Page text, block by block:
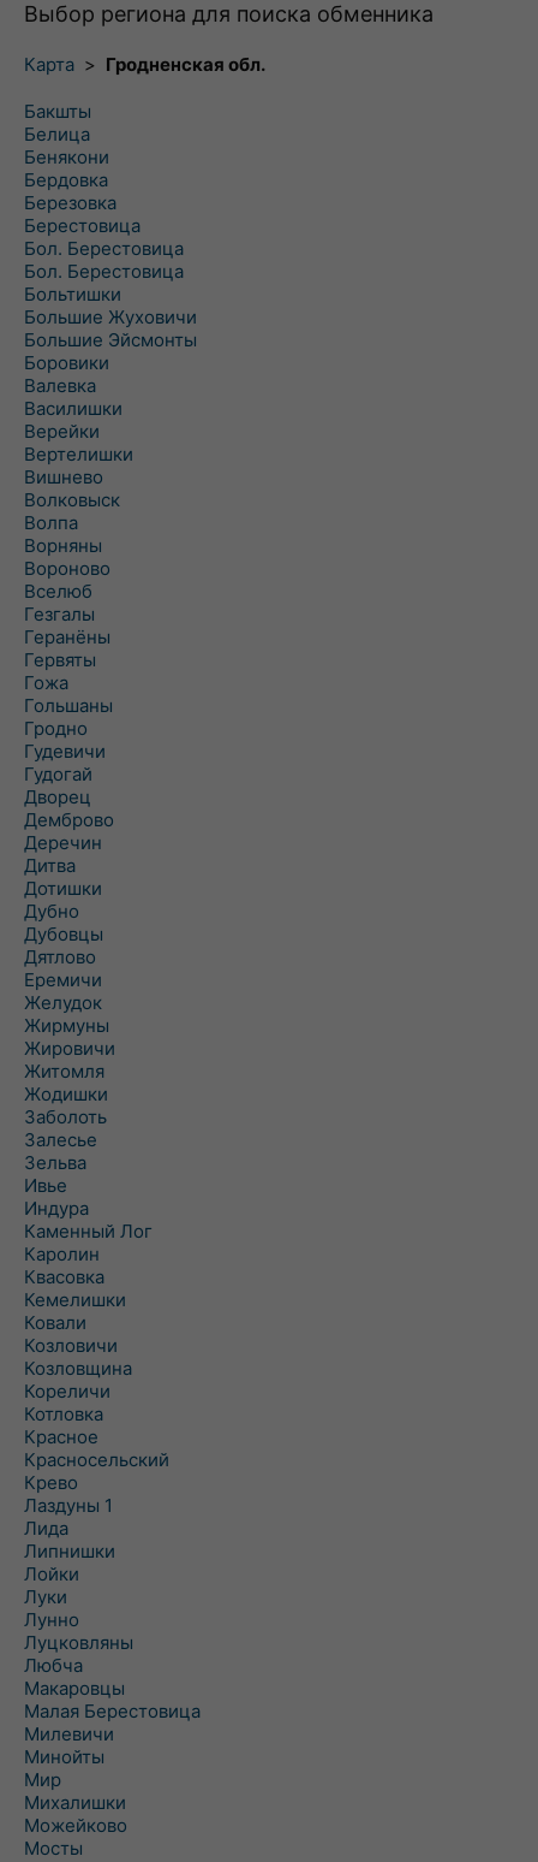
Выбор региона для поиска обменника
Карта > Гродненская обл.
Бакшты
Белица
Бенякони
Бердовка
Березовка
Берестовица
Бол. Берестовица
Бол. Берестовица
Больтишки
Большие Жуховичи
Большие Эйсмонты
Боровики
Валевка
Василишки
Верейки
Вертелишки
Вишнево
Волковыск
Волпа
Ворняны
Вороново
Вселюб
Гезгалы
Геранёны
Гервяты
Гожа
Гольшаны
Гродно
Гудевичи
Гудогай
Дворец
Демброво
Деречин
Дитва
Дотишки
Дубно
Дубовцы
Дятлово
Еремичи
Желудок
Жирмуны
Жировичи
Житомля
Жодишки
Заболоть
Залесье
Зельва
Ивье
Индура
Каменный Лог
Каролин
Квасовка
Кемелишки
Ковали
Козловичи
Козловщина
Кореличи
Котловка
Красное
Красносельский
Крево
Лаздуны 1
Лида
Липнишки
Лойки
Луки
Лунно
Луцковляны
Любча
Макаровцы
Малая Берестовица
Милевичи
Минойты
Мир
Михалишки
Можейково
Мосты